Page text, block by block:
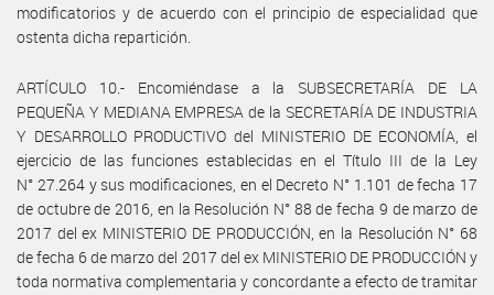
modificatorios y de acuerdo con el principio de especialidad que
ostenta dicha repartición.
ARTÍCULO 10.- Encomiéndase a la SUBSECRETARÍA DE LA
PEQUEÑA Y MEDIANA EMPRESA de la SECRETARÍA DE INDUSTRIA
Y DESARROLLO PRODUCTIVO del MINISTERIO DE ECONOMÍA, el
ejercicio de las funciones establecidas en el Título III de la Ley
N° 27.264 y sus modificaciones, en el Decreto N° 1.101 de fecha 17
de octubre de 2016, en la Resolución N° 88 de fecha 9 de marzo de
2017 del ex MINISTERIO DE PRODUCCIÓN, en la Resolución N° 68
de fecha 6 de marzo del 2017 del ex MINISTERIO DE PRODUCCIÓN y
toda normativa complementaria y concordante a efecto de tramitar